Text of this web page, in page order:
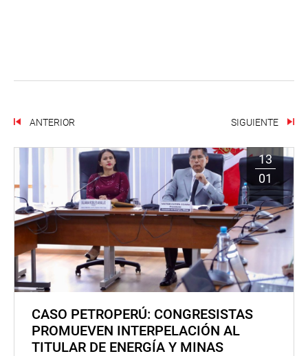
ANTERIOR SIGUIENTE
13
01
CASO PETROPERÚ: CONGRESISTAS
PROMUEVEN INTERPELACIÓN AL
TITULAR DE ENERGÍA Y MINAS